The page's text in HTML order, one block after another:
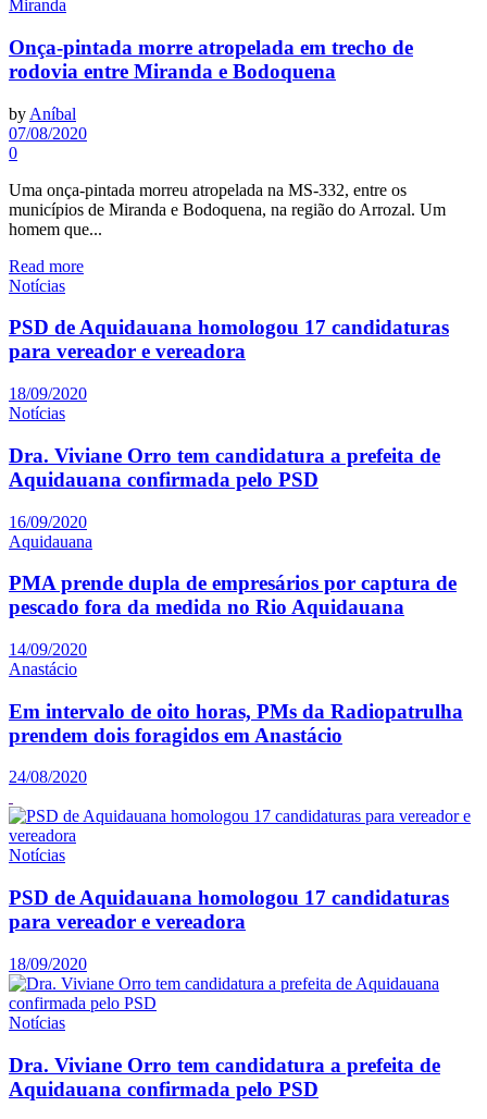
Miranda
Onça-pintada morre atropelada em trecho de
rodovia entre Miranda e Bodoquena
by Aníbal
07/08/2020
0
Uma onça-pintada morreu atropelada na MS-332, entre os
municípios de Miranda e Bodoquena, na região do Arrozal. Um
homem que...
Read more
Notícias
PSD de Aquidauana homologou 17 candidaturas
para vereador e vereadora
18/09/2020
Notícias
Dra. Viviane Orro tem candidatura a prefeita de
Aquidauana confirmada pelo PSD
16/09/2020
Aquidauana
PMA prende dupla de empresários por captura de
pescado fora da medida no Rio Aquidauana
14/09/2020
Anastácio
Em intervalo de oito horas, PMs da Radiopatrulha
prendem dois foragidos em Anastácio
24/08/2020
Notícias
PSD de Aquidauana homologou 17 candidaturas
para vereador e vereadora
18/09/2020
Notícias
Dra. Viviane Orro tem candidatura a prefeita de
Aquidauana confirmada pelo PSD